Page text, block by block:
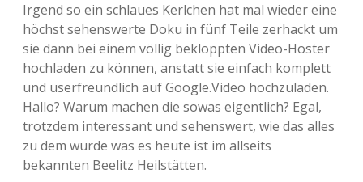
Täglicher Sinnwahn
Visuelles
Wandnotizen
Adventskalender 2012
Adventskalender 2013
Adventskalender 2014
Adventskalender 2015
Adventskalender 2016
Irgend so ein schlaues Kerlchen hat mal wieder eine
höchst sehenswerte Doku in fünf Teile zerhackt um
sie dann bei einem völlig bekloppten Video-Hoster
hochladen zu können, anstatt sie einfach komplett
und userfreundlich auf Google.Video hochzuladen.
Hallo? Warum machen die sowas eigentlich? Egal,
trotzdem interessant und sehenswert, wie das alles
zu dem wurde was es heute ist im allseits
bekannten Beelitz Heilstätten.